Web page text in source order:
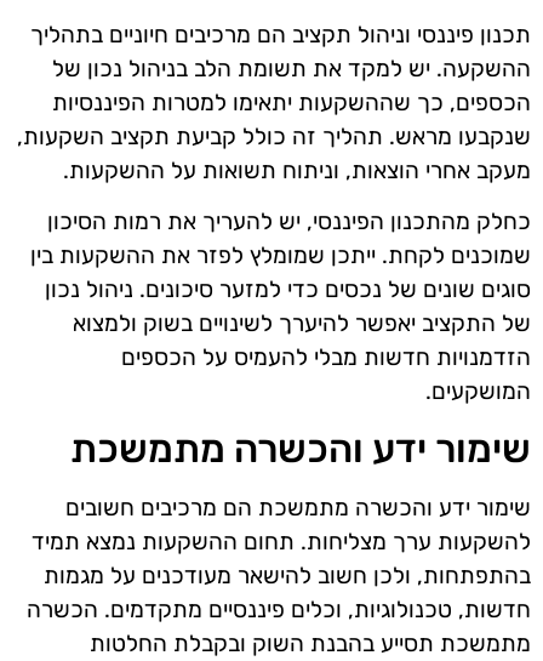
תכנון פיננסי וניהול תקציב הם מרכיבים חיוניים בתהליך
ההשקעה. יש למקד את תשומת הלב בניהול נכון של
הכספים, כך שההשקעות יתאימו למטרות הפיננסיות
שנקבעו מראש. תהליך זה כולל קביעת תקציב השקעות,
מעקב אחרי הוצאות, וניתוח תשואות על ההשקעות.
כחלק מהתכנון הפיננסי, יש להעריך את רמות הסיכון
שמוכנים לקחת. ייתכן שמומלץ לפזר את ההשקעות בין
סוגים שונים של נכסים כדי למזער סיכונים. ניהול נכון
של התקציב יאפשר להיערך לשינויים בשוק ולמצוא
הזדמנויות חדשות מבלי להעמיס על הכספים
המושקעים.
שימור ידע והכשרה מתמשכת
שימור ידע והכשרה מתמשכת הם מרכיבים חשובים
להשקעות ערך מצליחות. תחום ההשקעות נמצא תמיד
בהתפתחות, ולכן חשוב להישאר מעודכנים על מגמות
חדשות, טכנולוגיות, וכלים פיננסיים מתקדמים. הכשרה
מתמשכת תסייע בהבנת השוק ובקבלת החלטות